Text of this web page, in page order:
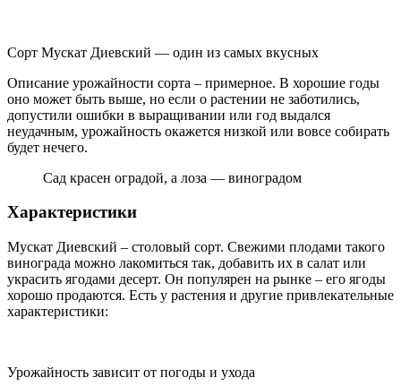
Сорт Мускат Диевский — один из самых вкусных
Описание урожайности сорта – примерное. В хорошие годы
оно может быть выше, но если о растении не заботились,
допустили ошибки в выращивании или год выдался
неудачным, урожайность окажется низкой или вовсе собирать
будет нечего.
Сад красен оградой, а лоза — виноградом
Характеристики
Мускат Диевский – столовый сорт. Свежими плодами такого
винограда можно лакомиться так, добавить их в салат или
украсить ягодами десерт. Он популярен на рынке – его ягоды
хорошо продаются. Есть у растения и другие привлекательные
характеристики:
Урожайность зависит от погоды и ухода